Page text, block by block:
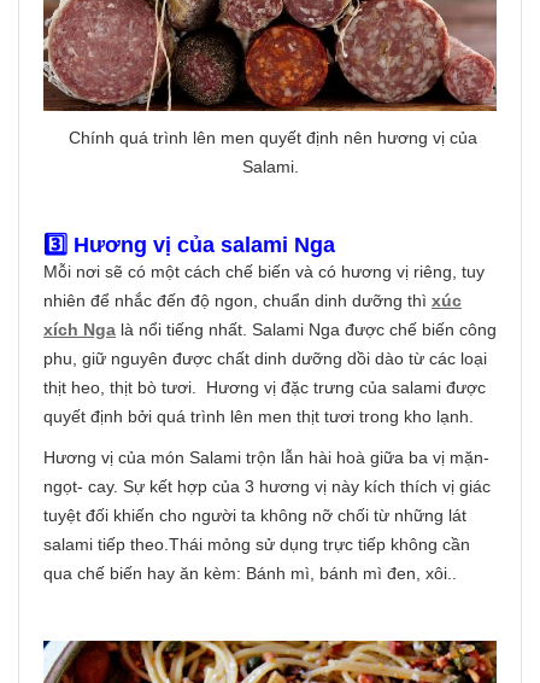
Chính quá trình lên men quyết định nên hương vị của
Salami.
3️⃣ Hương vị của salami Nga
Mỗi nơi sẽ có một cách chế biến và có hương vị riêng, tuy
nhiên để nhắc đến độ ngon, chuẩn dinh dưỡng thì xúc
xích Nga là nổi tiếng nhất. Salami Nga được chế biến công
phu, giữ nguyên được chất dinh dưỡng dồi dào từ các loại
thịt heo, thịt bò tươi. Hương vị đặc trưng của salami được
quyết định bởi quá trình lên men thịt tươi trong kho lạnh.
Hương vị của món Salami trộn lẫn hài hoà giữa ba vị mặn-
ngọt- cay. Sự kết hợp của 3 hương vị này kích thích vị giác
tuyệt đối khiến cho người ta không nỡ chối từ những lát
salami tiếp theo.Thái mỏng sử dụng trực tiếp không cần
qua chế biến hay ăn kèm: Bánh mì, bánh mì đen, xôi..